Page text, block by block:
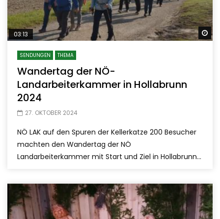
03:13
SENDUNGEN THEMA
Wandertag der NÖ-
Landarbeiterkammer in Hollabrunn
2024
27. OKTOBER 2024
NÖ LAK auf den Spuren der Kellerkatze 200 Besucher
machten den Wandertag der NÖ
Landarbeiterkammer mit Start und Ziel in Hollabrunn...